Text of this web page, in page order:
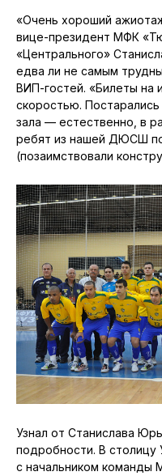
«Очень хороший
вице-президент МФК
«Центрального»
едва ли не самым
ВИП-гостей. «Билеты на
скоростью.
зала — естественно, в
ребят из нашей ДЮСШ
(позаимствовали
Узнал от Станислава
подробности. В столицу
с начальником